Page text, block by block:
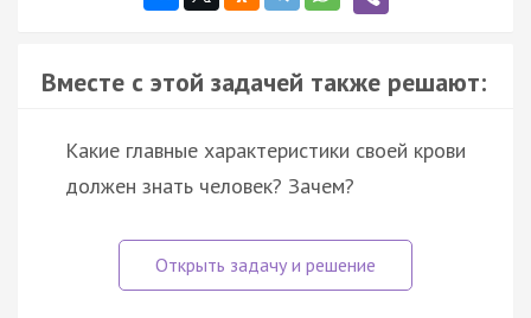
Вместе с этой задачей также решают:
Какие главные характеристики своей крови
должен знать человек? Зачем?